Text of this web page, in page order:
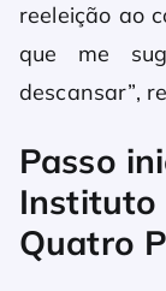
reeleição ao
que me
descansar”,
Passo
Instituto
Quatro